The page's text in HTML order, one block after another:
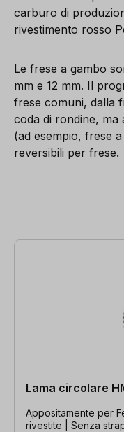
carburo di
rivestimento rosso
Le frese a gambo
mm e 12 mm. Il
frese comuni, dalla
coda di rondine, ma
(ad esempio, frese
reversibili per frese.
Lama circolare
Appositamente per
rivestite | Senza